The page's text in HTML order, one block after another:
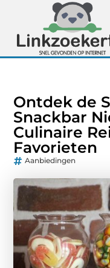
Ontdek de
Snackbar
Culinaire
Favorieten
Aanbiedingen